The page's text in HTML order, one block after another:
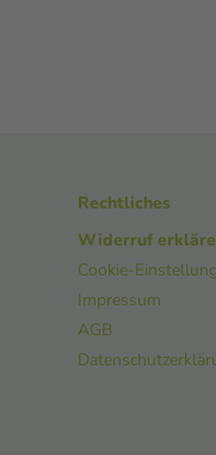
Rechtliches
Widerruf
Cookie-
Impressum
AGB